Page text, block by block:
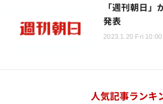
「週刊朝日
発表
2023.1.20 Fri 10:00
人気記事ランキ